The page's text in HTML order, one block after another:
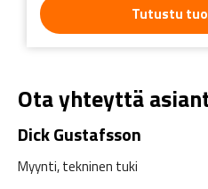
Tutustu
Ota yhteyttä
Dick Gustafsson
Myynti, tekninen tuki